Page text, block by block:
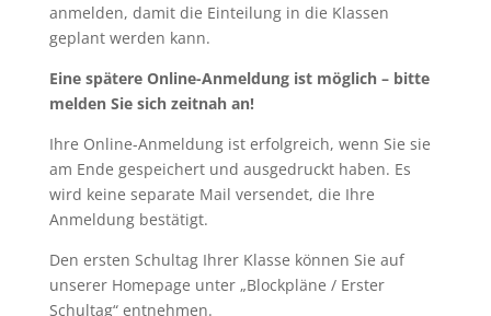
anmelden, damit die Einteilung in die Klassen
geplant werden kann.
Eine spätere Online-Anmeldung ist möglich – bitte
melden Sie sich zeitnah an!
Ihre Online-Anmeldung ist erfolgreich, wenn Sie sie
am Ende gespeichert und ausgedruckt haben. Es
wird keine separate Mail versendet, die Ihre
Anmeldung bestätigt.
Den ersten Schultag Ihrer Klasse können Sie auf
unserer Homepage unter „Blockpläne / Erster
Schultag“ entnehmen.